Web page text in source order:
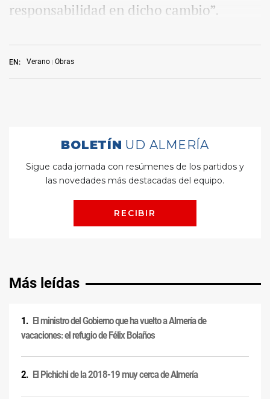
EN: Verano Obras
responsabilidad en dicho cambio”.
Más leídas
El ministro del Gobierno que ha vuelto a Almería de
vacaciones: el refugio de Félix Bolaños
El Pichichi de la 2018-19 muy cerca de Almería